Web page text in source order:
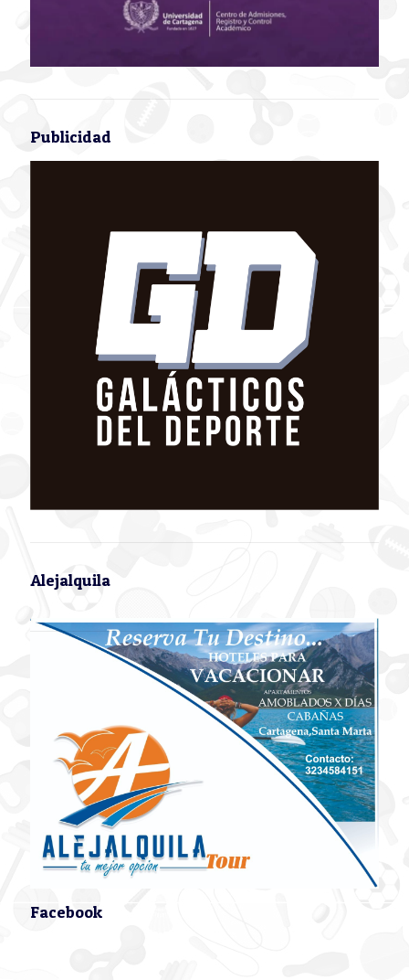
Publicidad
Alejalquila
Facebook